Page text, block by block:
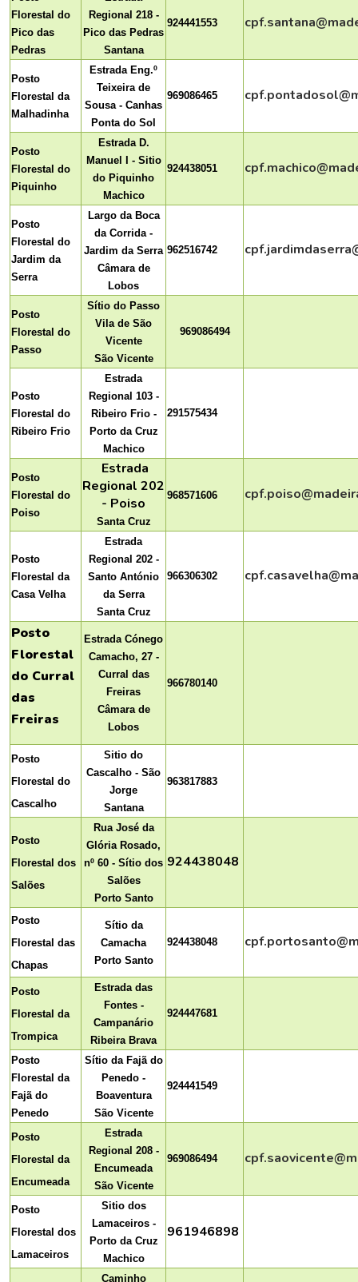
Florestal do
Pico das
Pedras
Regional 218 -
Pico das Pedras
Santana
924441553
Posto
Florestal da
Malhadinha
Estrada Eng.º
Teixeira de
Sousa - Canhas
Ponta do Sol
969086465
Posto
Florestal do
Piquinho
Estrada D.
Manuel I - Sitio
do Piquinho
Machico
924438051
Posto
Florestal do
Jardim da
Serra
Largo da Boca
da Corrida -
Jardim da Serra
Câmara de
Lobos
962516742
Posto
Florestal do
Passo
Sítio do Passo
Vila de São
Vicente
São Vicente
969086494
Posto
Florestal do
Ribeiro Frio
Estrada
Regional 103 -
Ribeiro Frio -
Porto da Cruz
Machico
291575434
Posto
Florestal do
Poiso
Estrada
Regional 202
- Poiso
Santa Cruz
968571606
Posto
Florestal da
Casa Velha
Estrada
Regional 202 -
Santo António
da Serra
Santa Cruz
966306302
Posto
Florestal
do Curral
das
Freiras
Estrada Cónego
Camacho, 27 -
Curral das
Freiras
Câmara de
Lobos
966780140
Posto
Florestal do
Cascalho
Sitio do
Cascalho - São
Jorge
Santana
963817883
Posto
Florestal dos
Salões
Rua José da
Glória Rosado,
nº 60 - Sítio dos
Salões
Porto Santo
924438048
Posto
Florestal das
Chapas
Sítioda
Camacha
Porto Santo
924438048
Posto
Florestal da
Trompica
Estrada das
Fontes -
Campanário
Ribeira Brava
924447681
Posto
Florestal da
Fajã do
Penedo
Sítio da Fajã do
Penedo -
Boaventura
São Vicente
924441549
Posto
Florestal da
Encumeada
Estrada
Regional 208 -
Encumeada
São Vicente
969086494
Posto
Florestal dos
Lamaceiros
Sitio dos
Lamaceiros -
Porto da Cruz
Machico
961946898
Caminho